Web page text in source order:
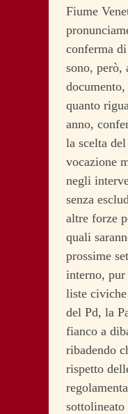
Fiume
conferma
sono, però,
quanto
anno,
la scelta
vocazione
negli
senza
altre forze
quali
prossime
interno, pur
liste
del Pd, la
fianco a
ribadendo
rispetto